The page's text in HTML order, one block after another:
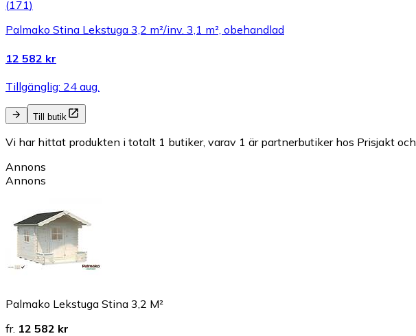
(171)
Palmako Stina Lekstuga 3,2 m²/inv. 3,1 m², obehandlad
12 582 kr
Tillgänglig: 24 aug.
Till butik
Vi har hittat produkten i totalt 1 butiker, varav 1 är partnerbutiker hos Prisjakt
Annons
Annons
Palmako Lekstuga Stina 3,2 M²
fr. 12 582 kr